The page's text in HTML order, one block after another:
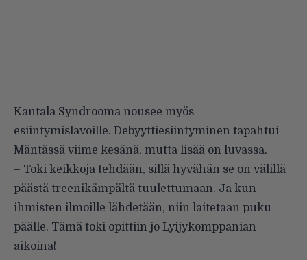
Kantala Syndrooma nousee myös
esiintymislavoille. Debyyttiesiintyminen tapahtui
Mäntässä viime kesänä, mutta lisää on luvassa.
– Toki keikkoja tehdään, sillä hyvähän se on välillä
päästä treenikämpältä tuulettumaan. Ja kun
ihmisten ilmoille lähdetään, niin laitetaan puku
päälle. Tämä toki opittiin jo Lyijykomppanian
aikoina!